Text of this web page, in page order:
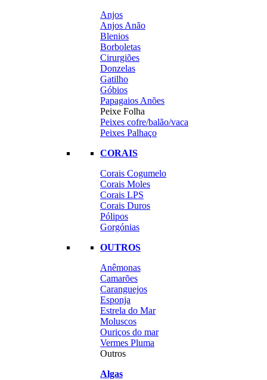
Anjos
Anjos Anão
Blenios
Borboletas
Cirurgiões
Donzelas
Gatilho
Góbios
Papagaios Anões
Peixe Folha
Peixes cofre/balão/vaca
Peixes Palhaço
CORAIS
Corais Cogumelo
Corais Moles
Corais LPS
Corais Duros
Pólipos
Gorgónias
OUTROS
Anêmonas
Camarões
Caranguejos
Esponja
Estrela do Mar
Moluscos
Ouriços do mar
Vermes Pluma
Outros
Algas